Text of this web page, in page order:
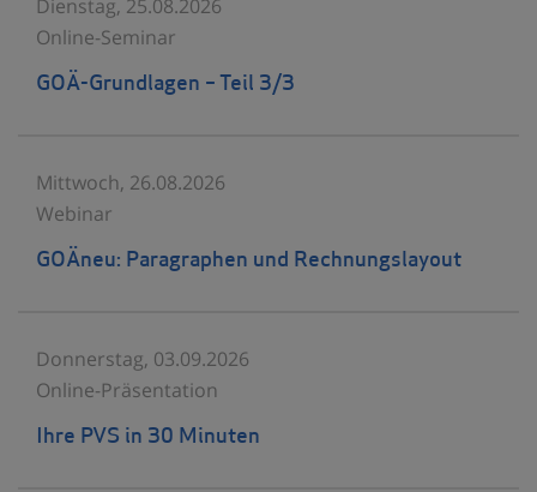
Dienstag, 25.08.2026
Online-Seminar
GOÄ-Grundlagen – Teil 3/3
Mittwoch, 26.08.2026
Webinar
GOÄneu: Paragraphen und Rechnungslayout
Donnerstag, 03.09.2026
Online-Präsentation
Ihre PVS in 30 Minuten